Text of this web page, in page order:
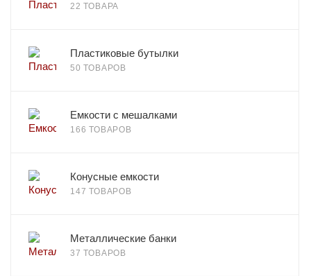
22 ТОВАРА
Пластиковые бутылки
50 ТОВАРОВ
Емкости с мешалками
166 ТОВАРОВ
Конусные емкости
147 ТОВАРОВ
Металлические банки
37 ТОВАРОВ